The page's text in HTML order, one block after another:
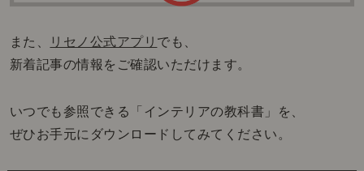
また、 リセノ公式アプリ でも、
新着記事の情報をご確認いただけます。
いつでも参照できる「インテリアの教科書」を、
ぜひお手元にダウンロードしてみてください。